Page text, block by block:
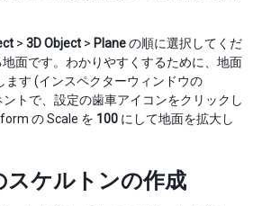
> 3D Object > Planeの順に選択してくだ
面です。わかりやすくするために、地面
ます (インスペクターウィンドウの
トで、設定の歯車アイコンをクリックし
の Scale を 100 にして地面を拡大し
スケルトンの作成